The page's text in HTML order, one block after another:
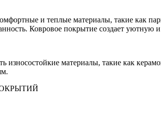
и теплые материалы, такие как
Ковровое покрытие создает
износостойкие материалы, такие как